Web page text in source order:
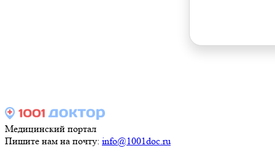
Медицинский портал
Пишите нам на почту: info@1001doc.ru